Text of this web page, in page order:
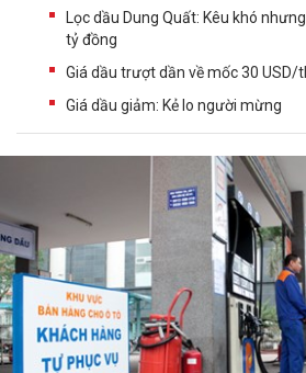
Lọc dầu Dung Quất: Kêu khó
tỷ đồng
Giá dầu trượt dần về mốc 30 USD/
Giá dầu giảm: Kẻ lo người mừng